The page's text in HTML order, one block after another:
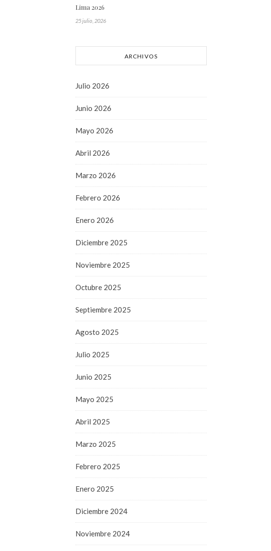
Lima 2026
25 julio, 2026
ARCHIVOS
Julio 2026
Junio 2026
Mayo 2026
Abril 2026
Marzo 2026
Febrero 2026
Enero 2026
Diciembre 2025
Noviembre 2025
Octubre 2025
Septiembre 2025
Agosto 2025
Julio 2025
Junio 2025
Mayo 2025
Abril 2025
Marzo 2025
Febrero 2025
Enero 2025
Diciembre 2024
Noviembre 2024